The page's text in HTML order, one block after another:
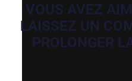
VOUS AVEZ
LAISSEZ UN
PROLONGER